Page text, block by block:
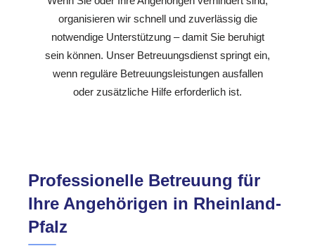
organisieren wir schnell und zuverlässig die
notwendige Unterstützung – damit Sie beruhigt
sein können. Unser Betreuungsdienst springt ein,
wenn reguläre Betreuungsleistungen ausfallen
oder zusätzliche Hilfe erforderlich ist.
Professionelle Betreuung für
Ihre Angehörigen in Rheinland-
Pfalz